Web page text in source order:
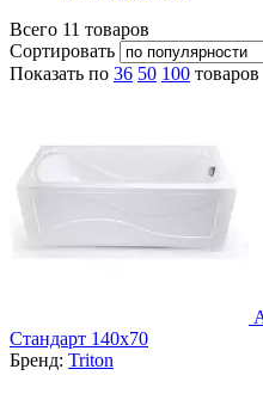
Всего 11 товаров
Сортировать
Показать по 36 50 100 товаров
Стандарт 140х70
Бренд: Triton